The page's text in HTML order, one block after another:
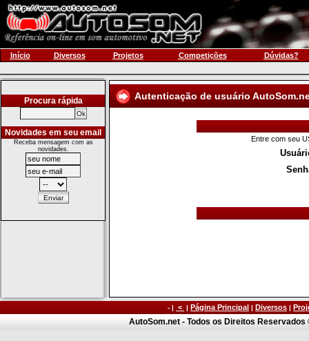
Início Diversos Projetos Competições Dúvidas?
Procura rápida
Novidades em seu email
Receba mensagem com as
novidades.
Autenticação de usuário
Entre com seu
- | < | Página Principal | Diversos |
AutoSom.net - Todos os Direitos